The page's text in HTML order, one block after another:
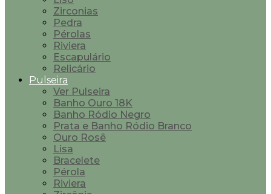
Zirconias
Pedra
Pérolas
Riviera
Escapulário
Relicário
Pulseira
Ver Pulseira
Banho Ouro 18K
Banho Ródio Negro
Prata e Banho Ródio Branco
Ouro Rosê
Lisa
Bracelete
Pérola
Riviera